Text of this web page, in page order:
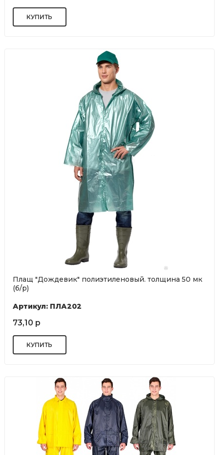
Плащ "Дождевик" полиэтиленовый. толщина 50 мк
(б/р)
Артикул: ПЛА202
73,10 р